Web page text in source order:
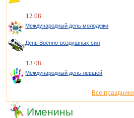
12.08
Международный день молодежи
День Военно-воздушных сил
13.08
Международный день левшей
Все праздники
Именины